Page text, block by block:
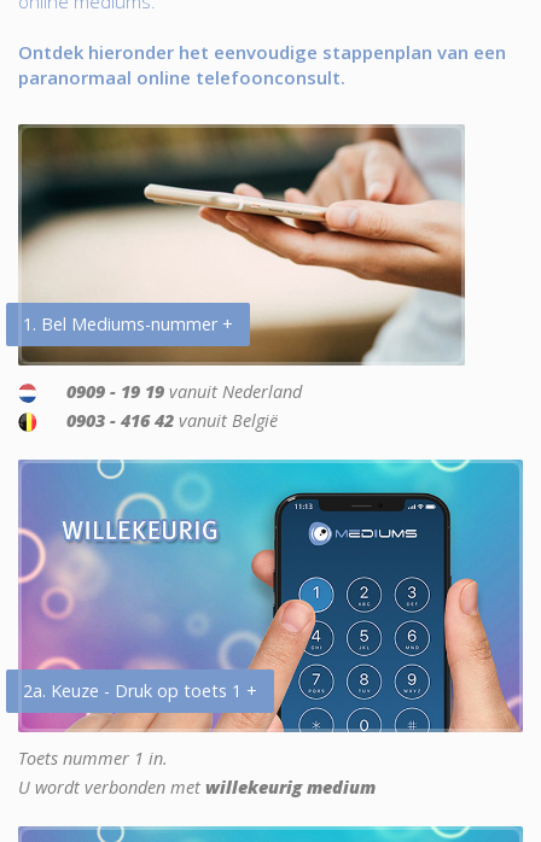
Ontdek hieronder het eenvoudige stappenplan van een
paranormaal online telefoonconsult.
1. Bel Mediums-nummer +
0909 - 19 19 vanuit Nederland
0903 - 416 42 vanuit België
2a. Keuze - Druk op toets 1 +
Toets nummer 1 in.
U wordt verbonden met willekeurig medium